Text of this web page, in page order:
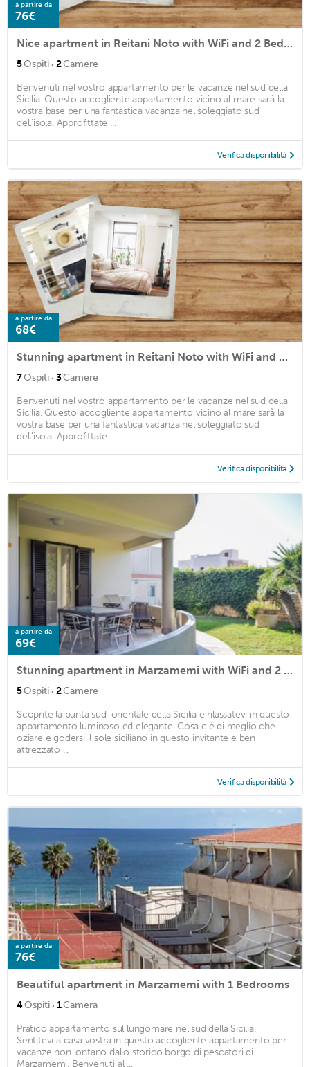
a partire da
76€
Nice apartment in Reitani Noto with WiFi and 2 Bedrooms
5Ospiti · 2Camere
Benvenuti nel vostro appartamento per le vacanze nel sud della
Sicilia. Questo accogliente appartamento vicino al mare sarà la
vostra base per una fantastica vacanza nel soleggiato sud
dell'isola. Approfittate ...
Verifica disponibilità
a partire da
68€
Stunning apartment in Reitani Noto with WiFi and 3 Bedrooms
7Ospiti · 3Camere
Benvenuti nel vostro appartamento per le vacanze nel sud della
Sicilia. Questo accogliente appartamento vicino al mare sarà la
vostra base per una fantastica vacanza nel soleggiato sud
dell'isola. Approfittate ...
Verifica disponibilità
a partire da
69€
Stunning apartment in Marzamemi with WiFi and 2 Bedrooms
5Ospiti · 2Camere
Scoprite la punta sud-orientale della Sicilia e rilassatevi in questo
appartamento luminoso ed elegante. Cosa c'è di meglio che
oziare e godersi il sole siciliano in questo invitante e ben
attrezzato ...
Verifica disponibilità
a partire da
76€
Beautiful apartment in Marzamemi with 1 Bedrooms
4Ospiti · 1Camera
Pratico appartamento sul lungomare nel sud della Sicilia.
Sentitevi a casa vostra in questo accogliente appartamento per
vacanze non lontano dallo storico borgo di pescatori di
Marzamemi. Benvenuti al ...